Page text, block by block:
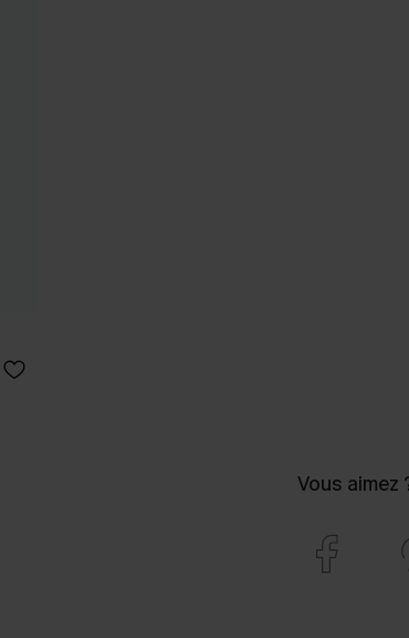
Vous aimez